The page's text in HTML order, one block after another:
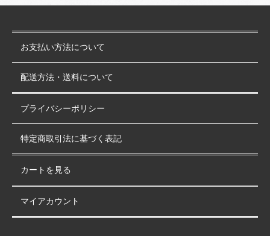
お支払い方法について
配送方法・送料について
プライバシーポリシー
特定商取引法に基づく表記
カートを見る
マイアカウント